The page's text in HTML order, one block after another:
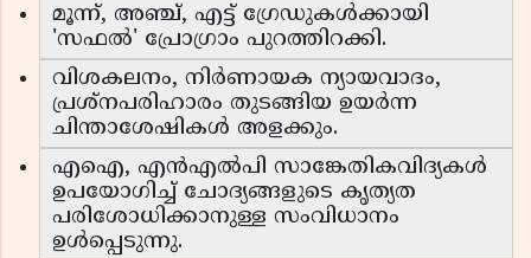
മൂന്ന്, അഞ്ച്, എട്ട് ഗ്രേഡുകൾക്കായി
'സഫൽ' പ്രോഗ്രാം പുറത്തിറക്കി.
വിശകലനം, നിർണായക ന്യായവാദം,
പ്രശ്‌നപരിഹാരം തുടങ്ങിയ ഉയർന്ന
ചിന്താശേഷികൾ അളക്കും.
എഐ, എൻ‌എൽ‌പി സാങ്കേതികവിദ്യകൾ
ഉപയോഗിച്ച് ചോദ്യങ്ങളുടെ കൃത്യത
പരിശോധിക്കാനുള്ള സംവിധാനം
ഉൾപ്പെടുന്നു.